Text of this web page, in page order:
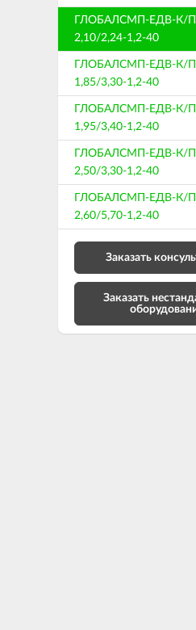
ГЛОБАЛСМП-ЕДВ-К/
2,10/2,24-1,2-40
ГЛОБАЛСМП-ЕДВ-К/
1,85/3,30-1,2-40
ГЛОБАЛСМП-ЕДВ-К/
1,95/3,40-1,2-40
ГЛОБАЛСМП-ЕДВ-К/
2,50/3,30-1,2-40
ГЛОБАЛСМП-ЕДВ-К/
2,60/5,70-1,2-40
Заказать
Заказать